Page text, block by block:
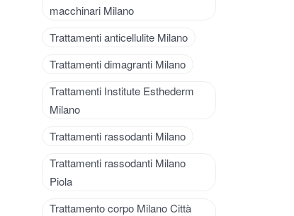
macchinari Milano
Trattamenti anticellulite Milano
Trattamenti dimagranti Milano
Trattamenti Institute Esthederm
Milano
Trattamenti rassodanti Milano
Trattamenti rassodanti Milano
Piola
Trattamento corpo Milano Città